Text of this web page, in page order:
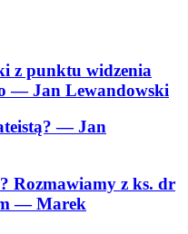
z punktu widzenia
— Jan Lewandowski
— Jan
Rozmawiamy z ks. dr
— Marek